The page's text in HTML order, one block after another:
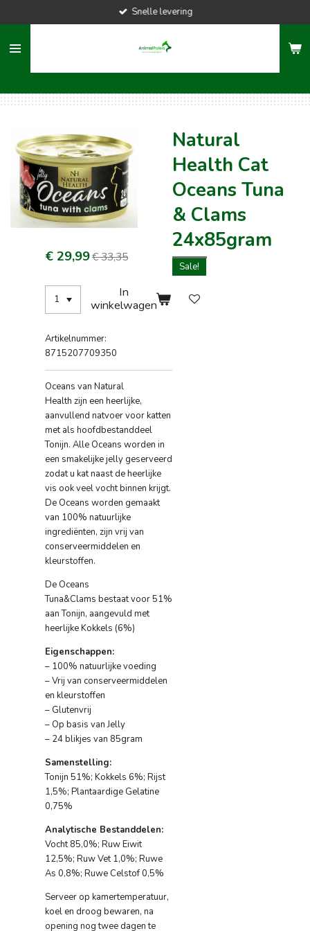
naar
hoofdinhoud
Snelle levering
Natural
Health Cat
Oceans Tuna
& Clams
24x85gram
Sale!
€ 29,99€ 33,35
In
winkelwagen
Artikelnummer:
8715207709350
Oceans van Natural
Health zijn een heerlijke,
aanvullend natvoer voor katten
met als hoofdbestanddeel
Tonijn. Alle Oceans worden in
een smakelijke jelly geserveerd
zodat u kat naast de heerlijke
vis ook veel vocht binnen krijgt.
De Oceans worden gemaakt
van 100% natuurlijke
ingrediënten, zijn vrij van
conserveermiddelen en
kleurstoffen.
De Oceans
Tuna&Clams bestaat voor 51%
aan Tonijn, aangevuld met
heerlijke Kokkels (6%)
Eigenschappen:
– 100% natuurlijke voeding
– Vrij van conserveermiddelen
en kleurstoffen
– Glutenvrij
– Op basis van Jelly
– 24 blikjes van 85gram
Samenstelling:
Tonijn 51%; Kokkels 6%; Rijst
1,5%; Plantaardige Gelatine
0,75%
Analytische Bestanddelen:
Vocht 85,0%; Ruw Eiwit
12,5%; Ruw Vet 1,0%; Ruwe
As 0,8%; Ruwe Celstof 0,5%
Serveer op kamertemperatuur,
koel en droog bewaren, na
opening nog twee dagen te